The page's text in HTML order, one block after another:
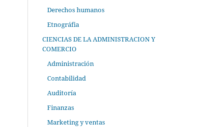
Derechos humanos
Etnográfia
CIENCIAS DE LA ADMINISTRACION Y
COMERCIO
Administración
Contabilidad
Auditoría
Finanzas
Marketing y ventas